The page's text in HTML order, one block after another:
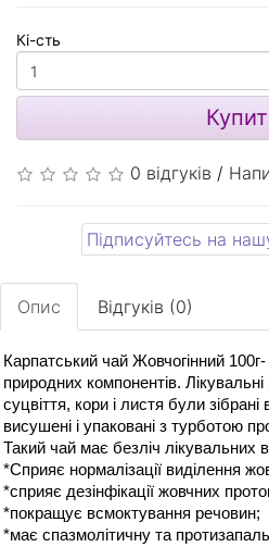
Кі-сть
0 відгуків /
Підписуйтесь на
Опис Відгуків (0)
Карпатський чай Жовчогінний 100г-
природних компонентів.
суцвіття, кори і листя були
висушені і упаковані з турботою
Такий чай має безліч лікувальних
*Сприяє нормалізації виділення
*сприяє дезінфікації жовчних
*покращує всмоктування речовин;
*має спазмолітичну та